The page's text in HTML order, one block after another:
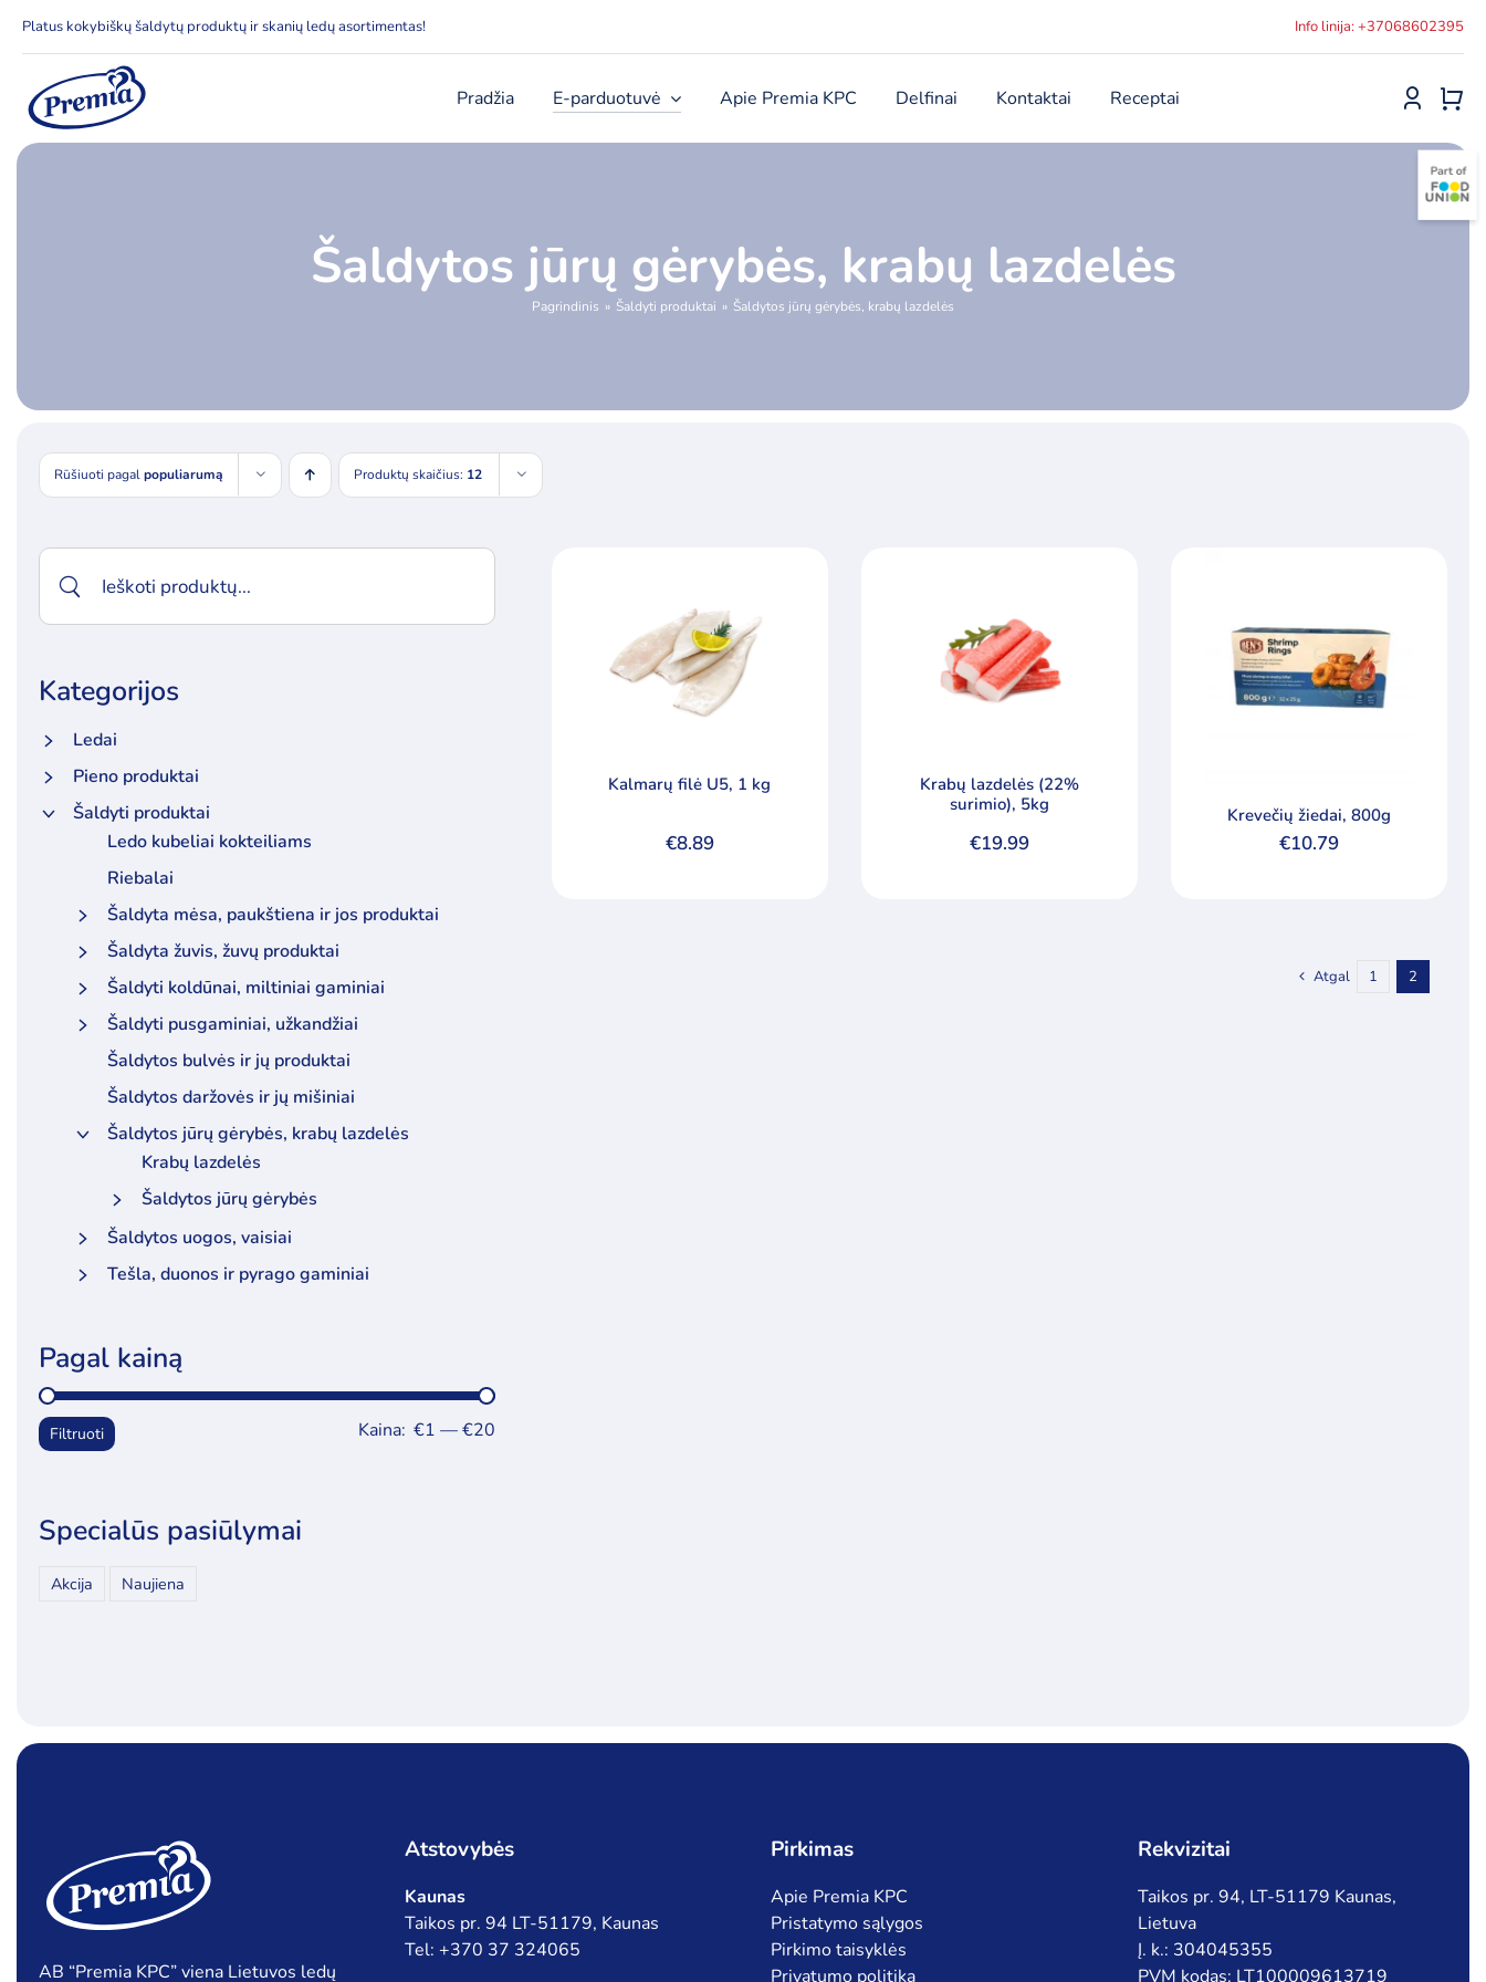
Platus kokybiškų šaldytų produktų ir skanių ledų asortimentas! Info linija: +37068602395
Pradžia E-parduotuvė Apie Premia KPC Delfinai Kontaktai Receptai
Šaldytos jūrų gėrybės, krabų lazdelės
Pagrindinis Šaldyti produktai Šaldytos jūrų gėrybės, krabų lazdelės
Rūšiuoti pagalpopuliarumą Produktų skaičius: 12
Kategorijos
Ledai
Pieno produktai
Šaldyti produktai
Ledo kubeliai kokteiliams
Riebalai
Šaldyta mėsa, paukštiena ir jos produktai
Šaldyta žuvis, žuvų produktai
Šaldyti koldūnai, miltiniai gaminiai
Šaldyti pusgaminiai, užkandžiai
Šaldytos bulvės ir jų produktai
Šaldytos daržovės ir jų mišiniai
Šaldytos jūrų gėrybės, krabų lazdelės
Krabų lazdelės
Šaldytos jūrų gėrybės
Šaldytos uogos, vaisiai
Tešla, duonos ir pyrago gaminiai
Pagal kainą
Min
Maks
Filtruoti Kaina: €1 —€20
Specialūs pasiūlymai
Akcija Naujiena
Kalmarų filė U5, 1 kg
€8.89
Krabų lazdelės (22%
surimio), 5kg
€19.99
Krevečių žiedai, 800g
€10.79
Atgal 1 2
AB “Premia KPC” viena Lietuvos ledų
Atstovybės
Kaunas
Taikos pr. 94 LT-51179, Kaunas
Tel: +370 37 324065
Pirkimas
Apie Premia KPC
Pristatymo sąlygos
Pirkimo taisyklės
Privatumo politika
Rekvizitai
Taikos pr. 94, LT-51179 Kaunas,
Lietuva
Į. k.: 304045355
PVM kodas: LT100009613719